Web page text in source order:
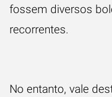
fossem diversos
recorrentes.
No entanto, vale